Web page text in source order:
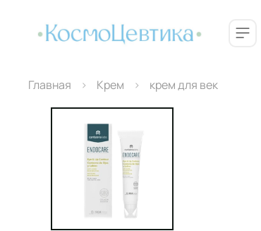
Главная Крем крем для век